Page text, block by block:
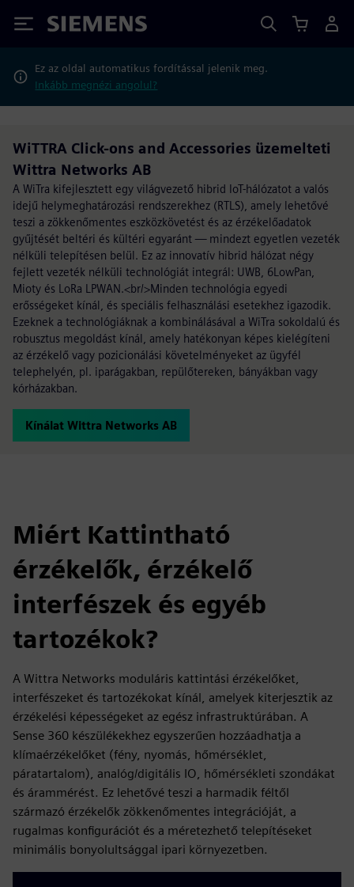
Siemens
Ez az oldal automatikus fordítással jelenik meg.
Inkább megnézi angolul?
WiTTRA Click-ons and Accessories üzemelteti
Wittra Networks AB
A WiTra kifejlesztett egy világvezető hibrid IoT-hálózatot a valós
idejű helymeghatározási rendszerekhez (RTLS), amely lehetővé
teszi a zökkenőmentes eszközkövetést és az érzékelőadatok
gyűjtését beltéri és kültéri egyaránt — mindezt egyetlen vezeték
nélküli telepítésen belül. Ez az innovatív hibrid hálózat négy
fejlett vezeték nélküli technológiát integrál: UWB, 6LowPan,
Mioty és LoRa LPWAN.<br/>Minden technológia egyedi
erősségeket kínál, és speciális felhasználási esetekhez igazodik.
Ezeknek a technológiáknak a kombinálásával a WiTra sokoldalú és
robusztus megoldást kínál, amely hatékonyan képes kielégíteni
az érzékelő vagy pozicionálási követelményeket az ügyfél
telephelyén, pl. iparágakban, repülőtereken, bányákban vagy
kórházakban.
Kínálat Wittra Networks AB
Miért Kattintható
érzékelők, érzékelő
interfészek és egyéb
tartozékok?
A Wittra Networks moduláris kattintási érzékelőket,
interfészeket és tartozékokat kínál, amelyek kiterjesztik az
érzékelési képességeket az egész infrastruktúrában. A
Sense 360 készülékekhez egyszerűen hozzáadhatja a
klímaérzékelőket (fény, nyomás, hőmérséklet,
páratartalom), analóg/digitális IO, hőmérsékleti szondákat
és árammérést. Ez lehetővé teszi a harmadik féltől
származó érzékelők zökkenőmentes integrációját, a
rugalmas konfigurációt és a méretezhető telepítéseket
minimális bonyolultsággal ipari környezetben.